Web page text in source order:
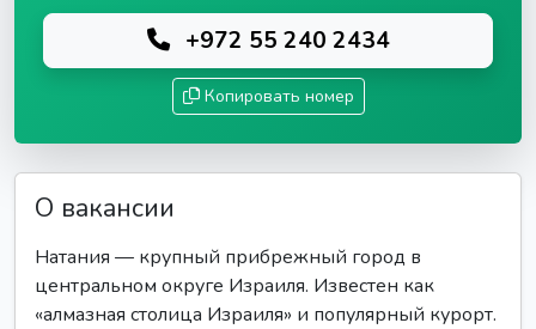
+972 55 240 2434
Копировать номер
О вакансии
Натания — крупный прибрежный город в
центральном округе Израиля. Известен как
«алмазная столица Израиля» и популярный курорт.